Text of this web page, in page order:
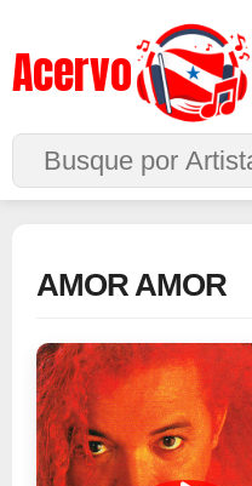
Acervo
Buscar no Site
AMOR AMOR